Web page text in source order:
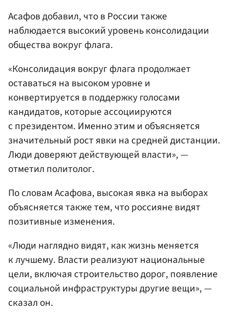
Асафов добавил, что в России также
наблюдается высокий уровень консолидации
общества вокруг флага.
«Консолидация вокруг флага продолжает
оставаться на высоком уровне и
конвертируется в поддержку голосами
кандидатов, которые ассоциируются
с президентом. Именно этим и объясняется
значительный рост явки на средней дистанции.
Люди доверяют действующей власти», —
отметил политолог.
По словам Асафова, высокая явка на выборах
объясняется также тем, что россияне видят
позитивные изменения.
«Люди наглядно видят, как жизнь меняется
к лучшему. Власти реализуют национальные
цели, включая строительство дорог, появление
социальной инфраструктуры другие вещи», —
сказал он.